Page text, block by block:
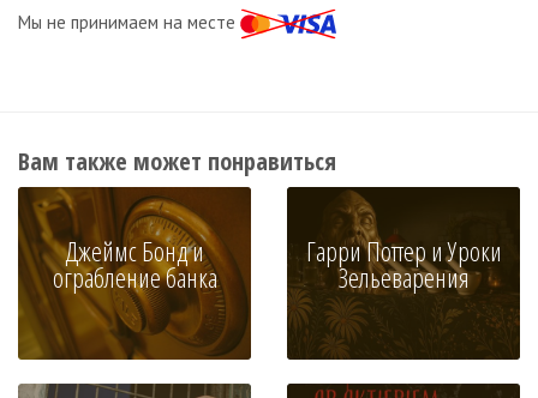
Мы не принимаем на месте
Вам также может понравиться
Джеймс Бонд и
ограбление банка
Гарри Поттер и Уроки
Зельеварения